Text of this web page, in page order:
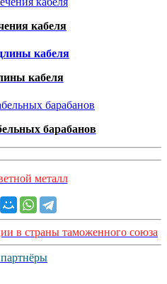
кабеля
кабеля
барабанов
металл
в страны таможенного союза